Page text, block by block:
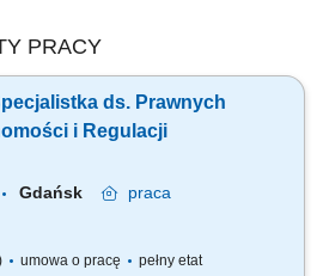
PRACY
ds. Prawnych
i Regulacji
Gdańsk
praca
umowa o pracę pełny etat